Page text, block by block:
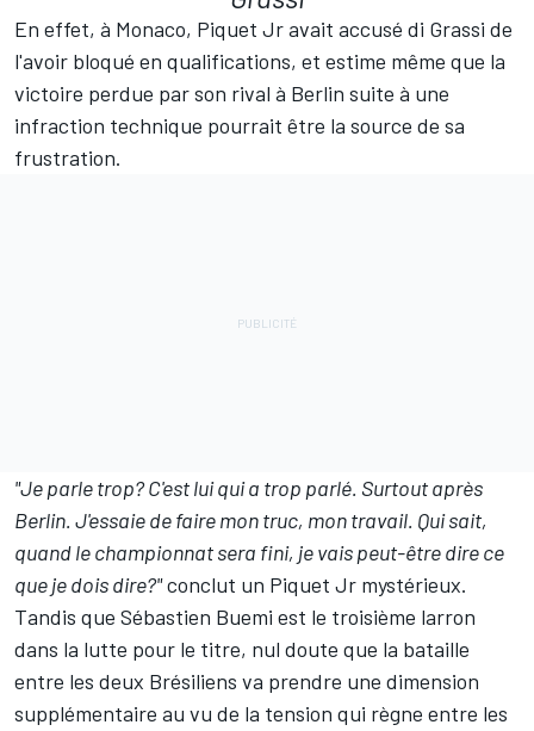
En effet, à Monaco, Piquet Jr avait accusé di Grassi de
l'avoir bloqué en qualifications, et estime même que la
victoire perdue par son rival à Berlin suite à une
infraction technique pourrait être la source de sa
frustration.
"Je parle trop? C'est lui qui a trop parlé. Surtout après
Berlin. J'essaie de faire mon truc, mon travail. Qui sait,
quand le championnat sera fini, je vais peut-être dire ce
que je dois dire?"conclut un Piquet Jr mystérieux.
Tandis que Sébastien Buemi est le troisième larron
dans la lutte pour le titre, nul doute que la bataille
entre les deux Brésiliens va prendre une dimension
supplémentaire au vu de la tension qui règne entre les